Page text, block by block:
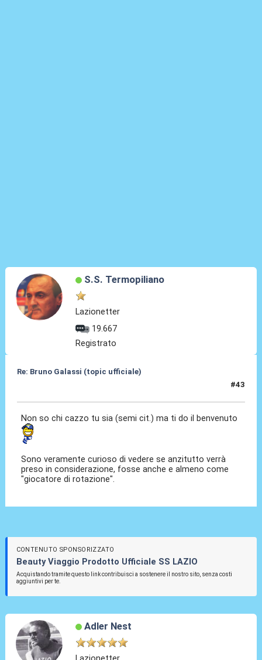
S.S. Termopiliano
Lazionetter
19.667
Registrato
Re: Bruno Galassi (topic ufficiale)
#43
Non so chi cazzo tu sia (semi cit.) ma ti do il benvenuto
Sono veramente curioso di vedere se anzitutto verrà
preso in considerazione, fosse anche e almeno come
"giocatore di rotazione".
CONTENUTO SPONSORIZZATO
Beauty Viaggio Prodotto Ufficiale SS LAZIO
Acquistando tramite questo link contribuisci a sostenere il nostro sito, senza costi
aggiuntivi per te.
Adler Nest